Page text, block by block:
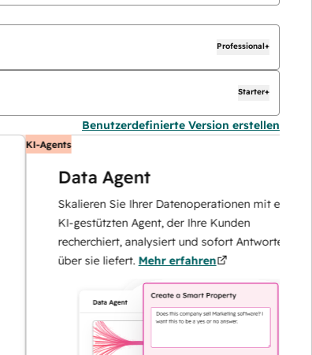
Professional+
Starter+
Benutzerdefinierte Version erstellen
KI-Agents
Data Agent
Skalieren Sie Ihrer Datenoperationen mit einem
KI-gestützten Agent, der Ihre Kunden
recherchiert, analysiert und sofort Antworten
über sie liefert.Mehr erfahren